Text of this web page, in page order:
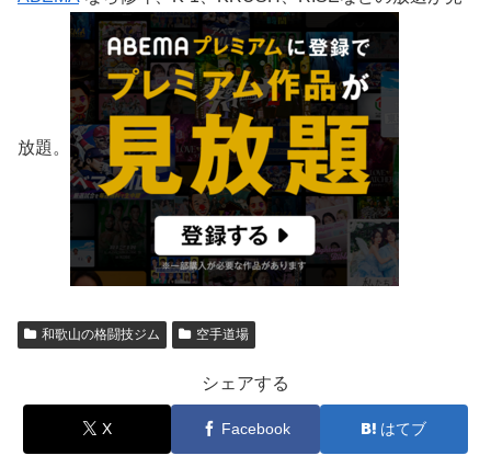
放題。
和歌山の格闘技ジム 空手道場
シェアする
X Facebook はてブ